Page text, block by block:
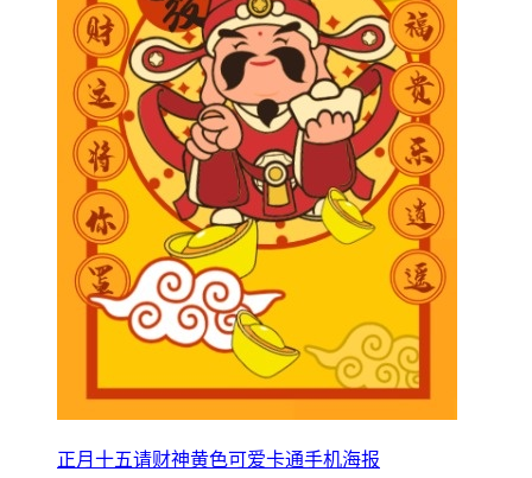
正月十五请财神黄色可爱卡通手机海报